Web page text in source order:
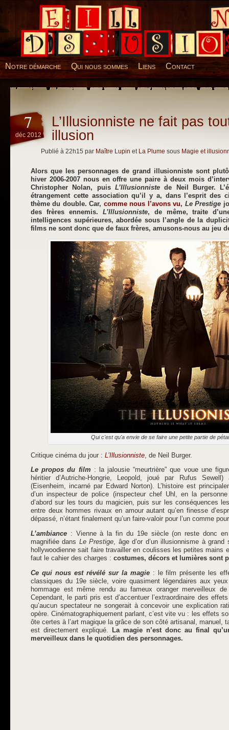
Desillusions
Notre démarche Qui nous sommes Liens Contact
7
déc 2012
L’Illusionniste ne fait pas
illusion
Publié à 22h15 par Maître Lupin et La Plume sous Magie et
Alors que les personnages de grand illusionniste sont
hiver 2006-2007 nous en offre une paire à deux mois
Christopher Nolan, puis L’Illusionniste de Neil Burger.
étrangement cette association qu’il y a, dans l’esprit des
thème du double. Car, comme nous l’avons vu, Le Prestige
des frères ennemis. L’Illusionniste, de même, traite
intelligences supérieures, abordée sous l’angle de la
films ne sont donc que de faux frères, amusons-nous au jeu
Qui c'est qu'a envie de se faire une petite partie de
Critique cinéma du jour : L’Illusionniste , de Neil Burger.
Le propos du film : la jalousie “meurtrière” que voue une
héritier d’Autriche-Hongrie, Leopold, joué par Rufus
(Eisenheim, incarné par Edward Norton). L’histoire est
d’un inspecteur de police (inspecteur chef Uhl, en la
d’abord sur les tours du magicien, puis sur les conséquences
entre deux hommes rivaux en amour autant qu’en finesse
dépassé, n’étant finalement qu’un faire-valoir pour l’un comme
L’ambiance : Vienne à la fin du 19e siècle (on reste donc
magnifiée dans Le Prestige, âge d’or d’un illusionnisme à
hollywoodienne sait faire travailler en coulisses les petites mains
faut le cahier des charges : costumes, décors et lumières sont
Ce qui nous est révélé sur la magie: le film présente les
classiques du 19e siècle, voire quasiment légendaires aux
hommage est même rendu au fameux oranger merveilleux
Cependant, le parti pris est d’accentuer l’extraordinaire des
qu’aucun spectateur ne songerait à concevoir une explication
opère. Cinématographiquement parlant, c’est vite vu : les effets
ôte certes à l’art magique la grâce de son côté artisanal,
est directement expliqué.
La magie n’est donc au final
merveilleux dans le quotidien des personnages.